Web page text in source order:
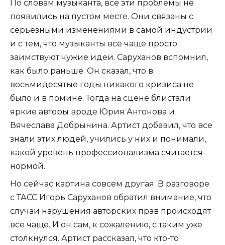
По словам музыканта, все эти проблемы не
появились на пустом месте. Они связаны с
серьезными изменениями в самой индустрии
и с тем, что музыканты все чаще просто
заимствуют чужие идеи. Саруханов вспомнил,
как было раньше. Он сказал, что в
восьмидесятые годы никакого кризиса не
было и в помине. Тогда на сцене блистали
яркие авторы вроде Юрия Антонова и
Вячеслава Добрынина. Артист добавил, что все
знали этих людей, учились у них и понимали,
какой уровень профессионализма считается
нормой.
Но сейчас картина совсем другая. В разговоре
с ТАСС Игорь Саруханов обратил внимание, что
случаи нарушения авторских прав происходят
все чаще. И он сам, к сожалению, с таким уже
столкнулся. Артист рассказал, что кто-то